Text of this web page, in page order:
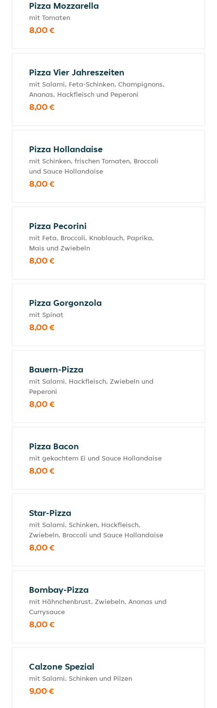
Pizza Mozzarella
mit Tomaten
8,00 €
Pizza Vier Jahreszeiten
mit Salami, Feta-Schinken, Champignons,
Ananas, Hackfleisch und Peperoni
8,00 €
Pizza Hollandaise
mit Schinken, frischen Tomaten, Broccoli
und Sauce Hollandaise
8,00 €
Pizza Pecorini
mit Feta, Broccoli, Knoblauch, Paprika,
Mais und Zwiebeln
8,00 €
Pizza Gorgonzola
mit Spinat
8,00 €
Bauern-Pizza
mit Salami, Hackfleisch, Zwiebeln und
Peperoni
8,00 €
Pizza Bacon
mit gekochtem Ei und Sauce Hollandaise
8,00 €
Star-Pizza
mit Salami, Schinken, Hackfleisch,
Zwiebeln, Broccoli und Sauce Hollandaise
8,00 €
Bombay-Pizza
mit Hähnchenbrust, Zwiebeln, Ananas und
Currysauce
8,00 €
Calzone Spezial
mit Salami, Schinken und Pilzen
9,00 €